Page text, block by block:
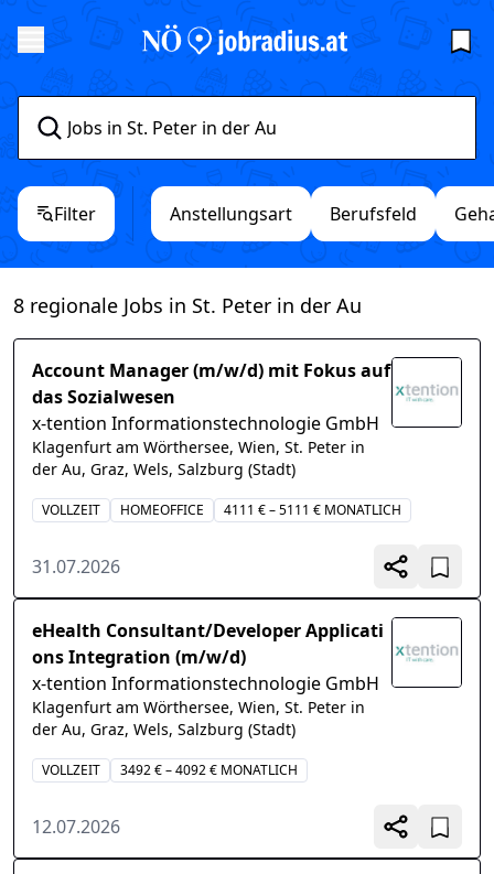
Filter Anstellungsart Berufsfeld
8 regionale Jobs in St. Peter in der Au
Account Manager (m/w/d) mit Fokus auf
das Sozialwesen
x-tention Informationstechnologie GmbH
Klagenfurt am Wörthersee, Wien, St. Peter in
der Au, Graz, Wels, Salzburg (Stadt)
VOLLZEIT HOMEOFFICE 4111 € – 5111 € MONATLICH
31.07.2026
eHealth Consultant/Developer Applicati
ons Integration (m/w/d)
x-tention Informationstechnologie GmbH
Klagenfurt am Wörthersee, Wien, St. Peter in
der Au, Graz, Wels, Salzburg (Stadt)
VOLLZEIT 3492 € – 4092 € MONATLICH
12.07.2026